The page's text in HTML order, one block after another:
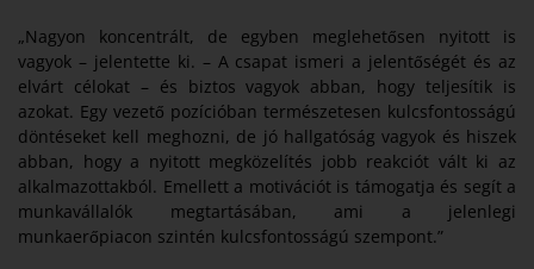
„Nagyon koncentrált, de egyben meglehetősen nyitott is
vagyok – jelentette ki. – A csapat ismeri a jelentőségét és az
elvárt célokat – és biztos vagyok abban, hogy teljesítik is
azokat. Egy vezető pozícióban természetesen kulcsfontosságú
döntéseket kell meghozni, de jó hallgatóság vagyok és hiszek
abban, hogy a nyitott megközelítés jobb reakciót vált ki az
alkalmazottakból. Emellett a motivációt is támogatja és segít a
munkavállalók megtartásában, ami a jelenlegi
munkaerőpiacon szintén kulcsfontosságú szempont.”